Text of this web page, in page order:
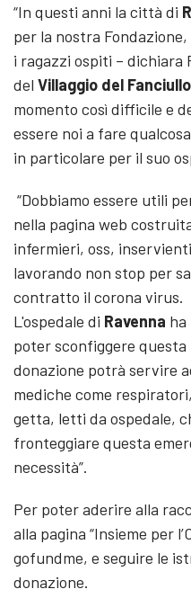
“In questi anni la città di
per la nostra
i ragazzi ospiti –
del Villaggio del Fanciullo
momento così difficile e
essere noi a fare
in particolare per il suo
“Dobbiamo essere utili
nella pagina web
infermieri, oss,
lavorando non stop per
contratto il corona virus.
L'ospedale di Ravenna ha
poter sconfiggere
donazione potrà servire
mediche come
getta, letti da ospedale,
fronteggiare questa
necessità”.
Per poter aderire alla
alla pagina “Insieme per
gofundme, e seguire le
donazione.